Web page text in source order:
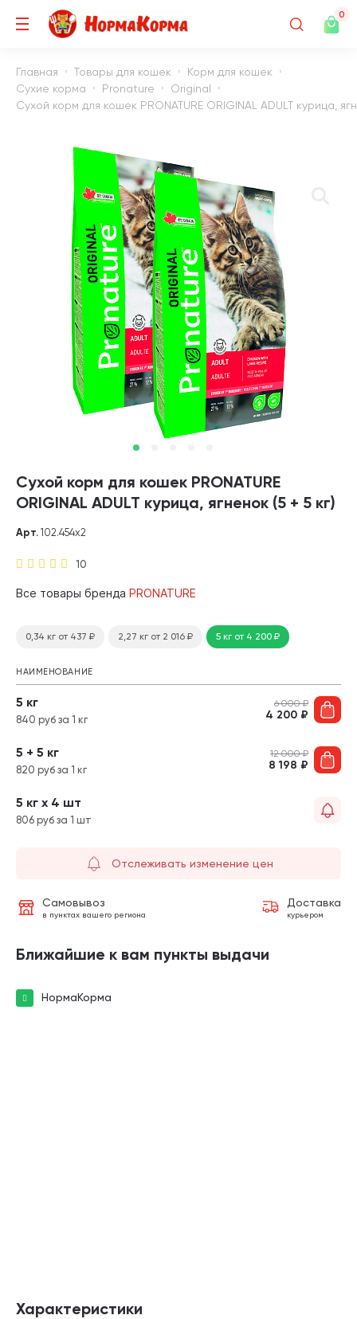
0
Главная Товары для кошек
Корм для кошек
Сухие корма
Pronature
Original
Сухой корм для кошек PRONATURE ORIGINAL ADULT курица,
Сухой корм для кошек PRONATURE
ORIGINAL ADULT курица, ягненок (5 + 5 кг)
10
Арт. 102.454х2
Все товары бренда PRONATURE
0,34 кг от 437 ₽ 2,27 кг от 2 016 ₽ 5 кг от 4 200₽
НАИМЕНОВАНИЕ
5 кг
840 руб за 1 кг
6 000₽
4 200 ₽
5 + 5 кг
820 руб за 1 кг
12 000₽
8 198 ₽
5 кг х 4 шт
806 руб за 1 шт
Отслеживать изменение цен
Самовывоз
в пунктах вашего региона
Доставка
курьером
Ближайшие к вам пункты выдачи
НормаКорма
Характеристики